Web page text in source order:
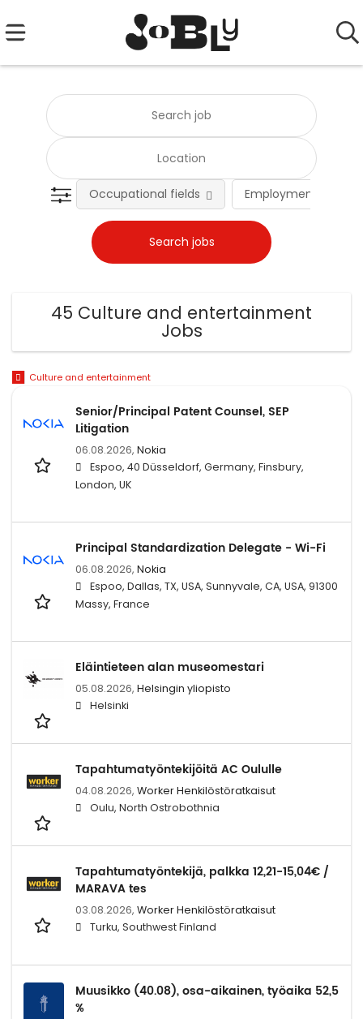
Employment type
Occupational fields
45 Culture and entertainment
Jobs
Culture and entertainment
Senior/Principal Patent Counsel, SEP
Litigation
06.08.2026, Nokia
Espoo, 40 Düsseldorf, Germany, Finsbury,
London, UK
Principal Standardization Delegate - Wi-Fi
06.08.2026, Nokia
Espoo, Dallas, TX, USA, Sunnyvale, CA, USA, 91300
Massy, France
Eläintieteen alan museomestari
05.08.2026, Helsingin yliopisto
Helsinki
Tapahtumatyöntekijöitä AC Oululle
04.08.2026, Worker Henkilöstöratkaisut
Oulu, North Ostrobothnia
Tapahtumatyöntekijä, palkka 12,21-15,04€ /
MARAVA tes
03.08.2026, Worker Henkilöstöratkaisut
Turku, Southwest Finland
Muusikko (40.08), osa-aikainen, työaika 52,5
%